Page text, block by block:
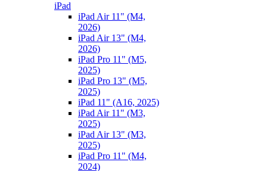
iPad
iPad Air 11" (M4,
2026)
iPad Air 13" (M4,
2026)
iPad Pro 11" (M5,
2025)
iPad Pro 13" (M5,
2025)
iPad 11" (A16, 2025)
iPad Air 11" (M3,
2025)
iPad Air 13" (M3,
2025)
iPad Pro 11" (M4,
2024)